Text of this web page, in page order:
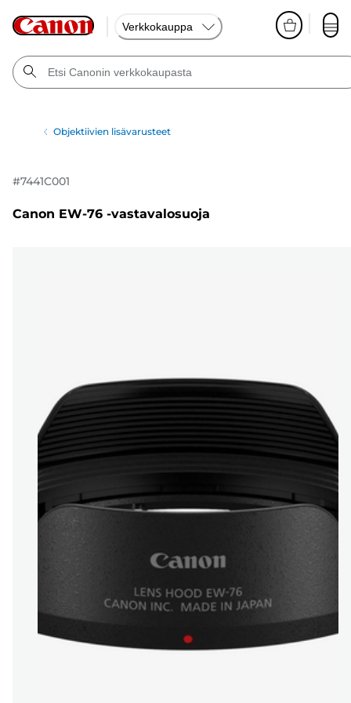
Verkkokauppa
Objektiivien lisävarusteet
#7441C001
Canon EW-76 -vastavalosuoja